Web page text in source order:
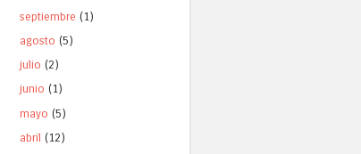
septiembre (1)
agosto (5)
julio (2)
junio (1)
mayo (5)
abril (12)